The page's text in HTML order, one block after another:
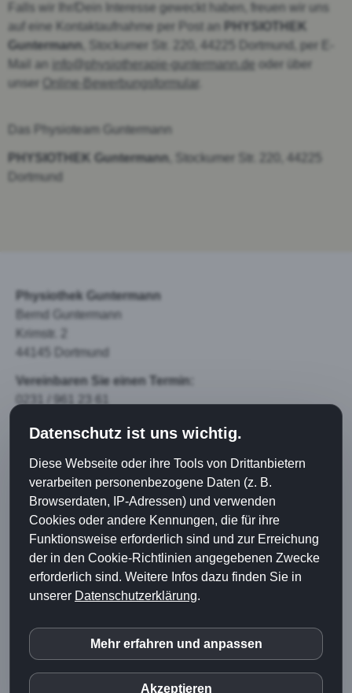
Falls wir Ihr/Dein Interesse geweckt haben, freuen wir uns
auf eine Kontaktaufnahme per Post an
PHYSIOTHEK
Guntermann , Stockumer Str. 220, 44225 Dortmund, per E-
Mail an info@physiotherapie-guntermann.de
oder über
unser
Online-Bewerbungsformular
Das Physioteam Guntermann
PHYSIOTHEK Guntermann , Stockumer Str. 220, 44225
Dortmund
Physiothek Guntermann
Bernd Guntermann
Krimstr. 2
44145 Dortmund
Vereinbaren Sie einen Termin:
0231 / 961 23 61
Öffnungszeiten:
Mo. - Do. von 7:00 bis 20:00 Uhr
Fr. von 7:00 bis 14:00 Uhr
Bewertung wird geladen...
Physiotherapeuten &
© 2016-2026 Anfahrt|Datenschutz Impressum
Datenschutz ist uns wichtig.
Diese Webseite oder ihre Tools von Drittanbietern
verarbeiten personenbezogene Daten (z. B.
Browserdaten, IP-Adressen) und verwenden
Cookies oder andere Kennungen, die für ihre
Funktionsweise erforderlich sind und zur Erreichung
der in den Cookie-Richtlinien angegebenen Zwecke
erforderlich sind. Weitere Infos dazu finden Sie in
unserer Datenschutzerklärung.
inCMS
Mehr erfahren und anpassen
Akzeptieren